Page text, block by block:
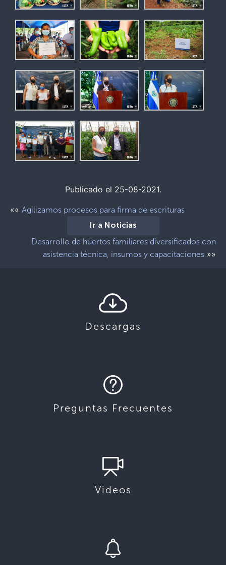
Publicado el 25-08-2021.
«« Agilizamos procesos para firma de escrituras
Ir a Noticias
Desarrollo de huertos familiares diversificados con
asistencia técnica, insumos y capacitaciones »»
Descargas
Preguntas Frecuentes
Videos